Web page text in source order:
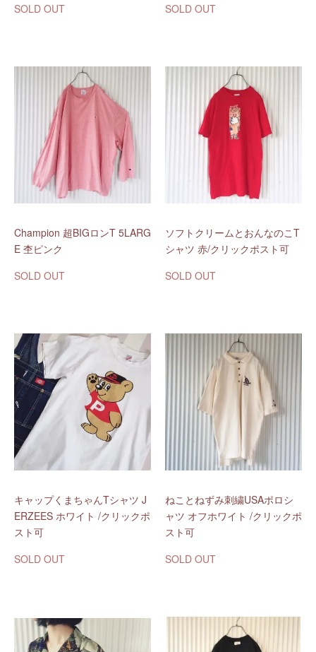
SOLD OUT
SOLD OUT
Champion 超BIGロンT 5LARG
E 杢ピンク
SOLD OUT
ソフトクリームとおんなのこT
シャツ 赤/クリックポスト可
SOLD OUT
キャップくまちゃんTシャツ J
ERZEES ホワイト /クリックポ
スト可
SOLD OUT
ねことねずみ刺繍USAポロシ
ャツ オフホワイト /クリックポ
スト可
SOLD OUT